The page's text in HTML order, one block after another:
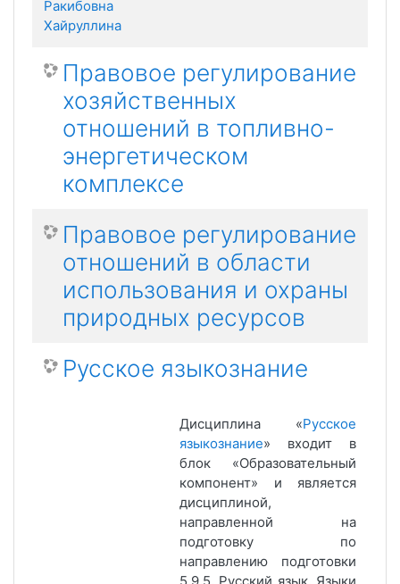
Ракибовна
Хайруллина
Правовое регулирование
хозяйственных
отношений в топливно-
энергетическом
комплексе
Правовое регулирование
отношений в области
использования и охраны
природных ресурсов
Русское языкознание
Дисциплина «Русское
языкознание» входит в
блок «Образовательный
компонент» и является
дисциплиной,
направленной на
подготовку по
направлению подготовки